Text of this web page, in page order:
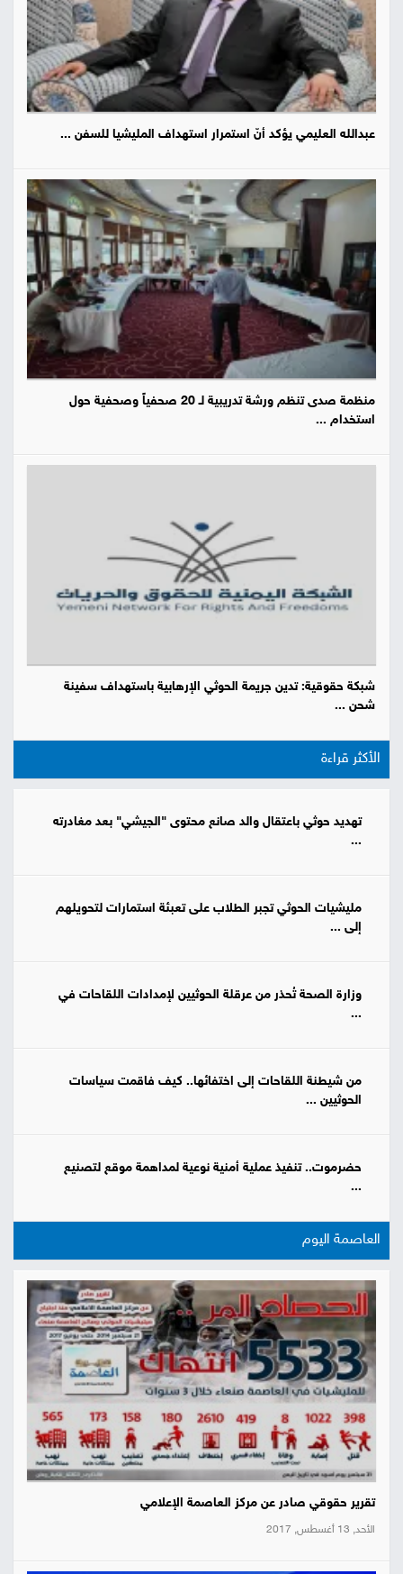
عبدالله العليمي يؤكد أنّ استمرار استهداف المليشيا للسفن ...
منظمة صدى تنظم ورشة تدريبية لـ 20 صحفياً وصحفية حول
استخدام ...
شبكة حقوقية: تدين جريمة الحوثي الإرهابية باستهداف سفينة
شحن ...
الأكثر قراءة
تهديد حوثي باعتقال والد صانع محتوى "الجيشي" بعد مغادرته
...
مليشيات الحوثي تجبر الطلاب على تعبئة استمارات لتحويلهم
إلى ...
وزارة الصحة تُحذر من عرقلة الحوثيين لإمدادات اللقاحات في
...
من شيطنة اللقاحات إلى اختفائها.. كيف فاقمت سياسات
الحوثيين ...
حضرموت.. تنفيذ عملية أمنية نوعية لمداهمة موقع لتصنيع
...
العاصمة اليوم
تقرير حقوقي صادر عن مركز العاصمة الإعلامي
الأحد, 13 أغسطس, 2017